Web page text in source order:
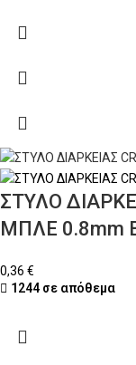
ΣΤΥΛΟ
ΜΠΛΕ 0.8mm
0,36 €
1244 σε απόθεμα